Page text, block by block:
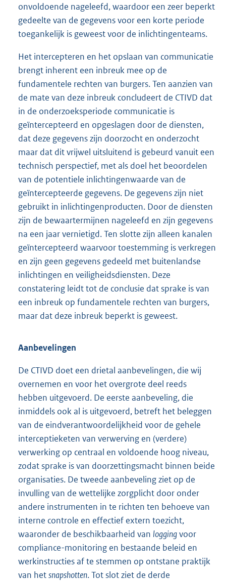
onvoldoende nageleefd, waardoor een zeer beperkt
gedeelte van de gegevens voor een korte periode
toegankelijk is geweest voor de inlichtingenteams.
Het intercepteren en het opslaan van communicatie
brengt inherent een inbreuk mee op de
fundamentele rechten van burgers. Ten aanzien van
de mate van deze inbreuk concludeert de CTIVD dat
in de onderzoeksperiode communicatie is
geïntercepteerd en opgeslagen door de diensten,
dat deze gegevens zijn doorzocht en onderzocht
maar dat dit vrijwel uitsluitend is gebeurd vanuit een
technisch perspectief, met als doel het beoordelen
van de potentiele inlichtingenwaarde van de
geïntercepteerde gegevens. De gegevens zijn niet
gebruikt in inlichtingenproducten. Door de diensten
zijn de bewaartermijnen nageleefd en zijn gegevens
na een jaar vernietigd. Ten slotte zijn alleen kanalen
geïntercepteerd waarvoor toestemming is verkregen
en zijn geen gegevens gedeeld met buitenlandse
inlichtingen en veiligheidsdiensten. Deze
constatering leidt tot de conclusie dat sprake is van
een inbreuk op fundamentele rechten van burgers,
maar dat deze inbreuk beperkt is geweest.
Aanbevelingen
De CTIVD doet een drietal aanbevelingen, die wij
overnemen en voor het overgrote deel reeds
hebben uitgevoerd. De eerste aanbeveling, die
inmiddels ook al is uitgevoerd, betreft het beleggen
van de eindverantwoordelijkheid voor de gehele
interceptieketen van verwerving en (verdere)
verwerking op centraal en voldoende hoog niveau,
zodat sprake is van doorzettingsmacht binnen beide
organisaties. De tweede aanbeveling ziet op de
invulling van de wettelijke zorgplicht door onder
andere instrumenten in te richten ten behoeve van
interne controle en effectief extern toezicht,
waaronder de beschikbaarheid van loggingvoor
compliance-monitoring en bestaande beleid en
werkinstructies af te stemmen op ontstane praktijk
van hetsnapshotten. Tot slot ziet de derde